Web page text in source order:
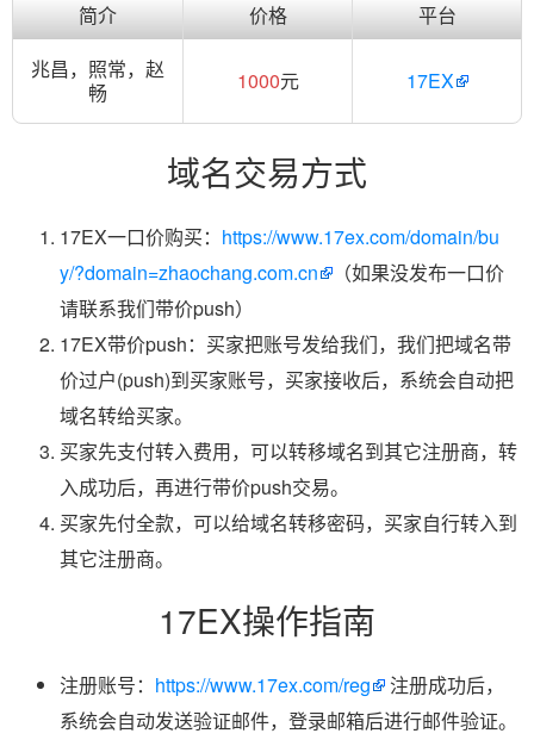
简介 价格
平台
兆昌，照常，赵
畅
1000元 17EX
域名交易方式
17EX一口价购买： https://www.17ex.com/domain/bu
y/?domain=zhaochang.com.cn
（如果没发布一口价
请联系我们带价push）
17EX带价push：买家把账号发给我们，我们把域名带
价过户(push)到买家账号，买家接收后，系统会自动把
域名转给买家。
买家先支付转入费用，可以转移域名到其它注册商，转
入成功后，再进行带价push交易。
买家先付全款，可以给域名转移密码，买家自行转入到
其它注册商。
17EX操作指南
注册账号： https://www.17ex.com/reg
注册成功后，
系统会自动发送验证邮件，登录邮箱后进行邮件验证。